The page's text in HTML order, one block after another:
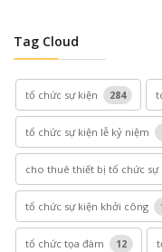
Tag Cloud
tổ chức sự kiện 284
tổ chức sự kiện lễ kỷ niệm
cho thuê thiết bị tổ chức sự
tổ chức sự kiện khởi công
tổ chức tọa đàm 12